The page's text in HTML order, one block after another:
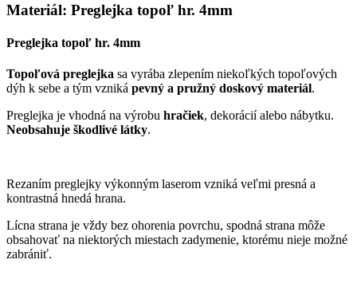
Materiál: Preglejka topoľ hr. 4mm
Preglejka topoľ hr. 4mm
Topoľová preglejka sa vyrába zlepením niekoľkých topoľových
dýh k sebe a tým vzniká pevný a pružný doskový materiál.
Preglejka je vhodná na výrobu hračiek, dekorácií alebo nábytku.
Neobsahuje škodlivé látky.
Rezaním preglejky výkonným laserom vzniká veľmi presná a
kontrastná hnedá hrana.
Lícna strana je vždy bez ohorenia povrchu, spodná strana môže
obsahovať na niektorých miestach zadymenie, ktorému nieje možné
zabrániť.